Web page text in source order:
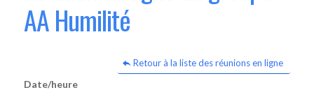
AA Humilité
Retour à la liste des réunions en ligne
Date/heure